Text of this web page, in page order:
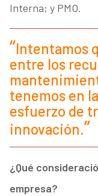
Interna; y PMO.
Intentamos
entre los
tenemos en
esfuerzo de
innovación.
¿Qué
empresa?